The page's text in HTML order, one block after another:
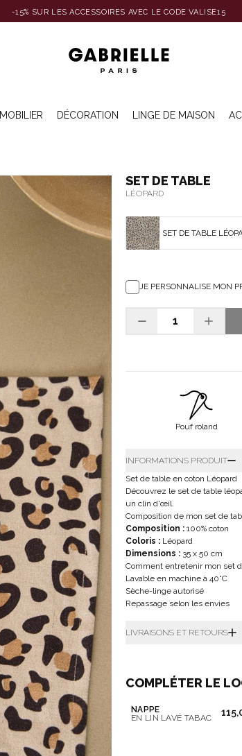
-15% SUR LES ACCESSOIRES AVEC LE CODE VALISE15
MOBILIER DÉCORATION LINGE DE MAISON
SET DE TABLE
LÉOPARD
SET DE TABLE
JE PERSONNALISE MON
Pouf roland
INFORMATIONS PRODUIT
Set de table en coton Léopard
Découvrez le set de table
un clin d'œil.
Composition de mon set de
Composition : 100% coton
Coloris : Léopard
Dimensions : 35 x 50 cm
Comment entretenir mon set
Lavable en machine à 40°C
Sèche-linge autorisé
Repassage selon les envies
LIVRAISONS ET RETOURS
COMPLÉTER LE
NAPPE
EN LIN LAVÉ TABAC